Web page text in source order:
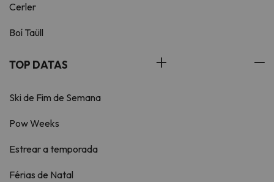
Cerler
Boí Taüll
TOP DATAS
Ski de Fim de Semana
Pow Weeks
Estrear a temporada
Férias de Natal